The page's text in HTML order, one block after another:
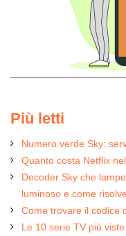
Più letti
Numero verde Sky:
Quanto costa Netflix
Decoder Sky che
luminoso e come
Come trovare il codice
Le 10 serie TV più